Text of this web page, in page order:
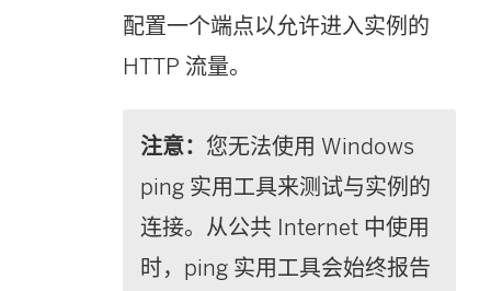
配置一个端点以允许进入实例的
HTTP 流量。
注意： 您无法使用 Windows
ping 实用工具来测试与实例的
连接。从公共 Internet 中使用
时，ping 实用工具会始终报告